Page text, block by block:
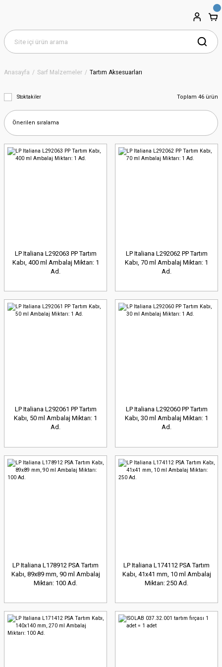
Anasayfa Sarf Malzemeler Tartım Aksesuarları
Stoktakiler Toplam 46 ürün
LP Italiana L292063 PP Tartım
Kabı, 400 ml Ambalaj Miktarı: 1
Ad.
LP Italiana L292062 PP Tartım
Kabı, 70 ml Ambalaj Miktarı: 1
Ad.
LP Italiana L292061 PP Tartım
Kabı, 50 ml Ambalaj Miktarı: 1
Ad.
LP Italiana L292060 PP Tartım
Kabı, 30 ml Ambalaj Miktarı: 1
Ad.
LP Italiana L178912 PSA Tartım
Kabı, 89x89 mm, 90 ml Ambalaj
Miktarı: 100 Ad.
LP Italiana L174112 PSA Tartım
Kabı, 41x41 mm, 10 ml Ambalaj
Miktarı: 250 Ad.